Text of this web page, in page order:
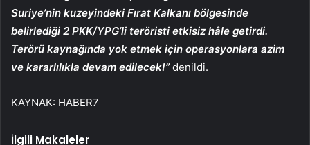
Suriye’nin kuzeyindeki Fırat Kalkanı bölgesinde
belirlediği 2 PKK/YPG’li teröristi etkisiz hâle getirdi.
Terörü kaynağında yok etmek için operasyonlara azim
ve kararlılıkla devam edilecek!”denildi.
KAYNAK: HABER7
İlgili Makaleler